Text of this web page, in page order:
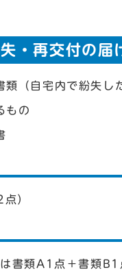
・再交付の届
（自宅内で紛失し
もの
）
書類A1点＋書類B1